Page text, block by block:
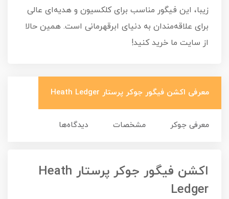
زیبا، این فیگور مناسب برای کلکسیون و هدیه‌ای عالی
برای علاقه‌مندان به دنیای ابرقهرمانی است. همین حالا
از سایت ما خرید کنید!
معرفی اکشن فیگور جوکر پرستار Heath Ledger
معرفی جوکر مشخصات دیدگاه‌ها
اکشن فیگور جوکر پرستار Heath
Ledger